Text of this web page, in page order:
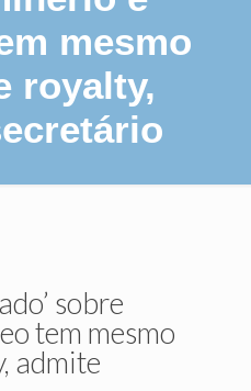
mesmo
royalty,
sobre
tem mesmo
admite